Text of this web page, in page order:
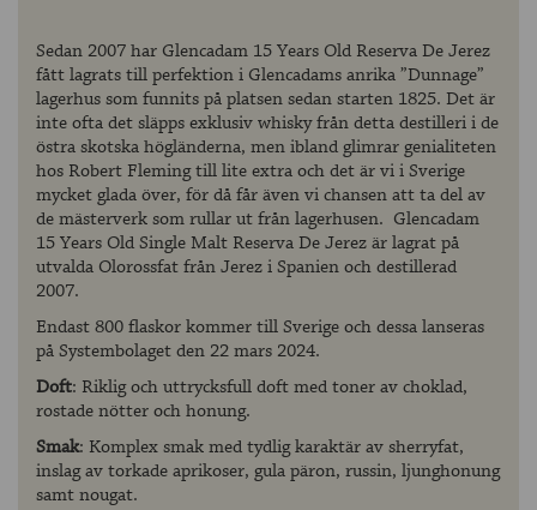
Sedan 2007 har Glencadam 15 Years Old Reserva De Jerez
fått lagrats till perfektion i Glencadams anrika ”Dunnage”
lagerhus som funnits på platsen sedan starten 1825. Det är
inte ofta det släpps exklusiv whisky från detta destilleri i de
östra skotska högländerna, men ibland glimrar genialiteten
hos Robert Fleming till lite extra och det är vi i Sverige
mycket glada över, för då får även vi chansen att ta del av
de mästerverk som rullar ut från lagerhusen. Glencadam
15 Years Old Single Malt Reserva De Jerez är lagrat på
utvalda Olorossfat från Jerez i Spanien och destillerad
2007.
Endast 800 flaskor kommer till Sverige och dessa lanseras
på Systembolaget den 22 mars 2024.
Doft: Riklig och uttrycksfull doft med toner av choklad,
rostade nötter och honung.
Smak: Komplex smak med tydlig karaktär av sherryfat,
inslag av torkade aprikoser, gula päron, russin, ljunghonung
samt nougat.